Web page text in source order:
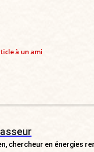
à un ami
chercheur en énergies